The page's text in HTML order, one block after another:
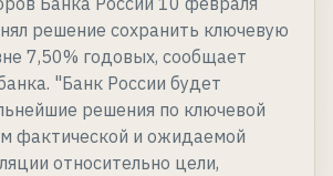
решение сохранить ключевую
7,50% годовых, сообщает
"Банк России будет
решения по ключевой
фактической и ожидаемой
относительно цели,